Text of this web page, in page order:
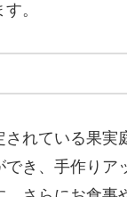
。
れている果
でき、手作り